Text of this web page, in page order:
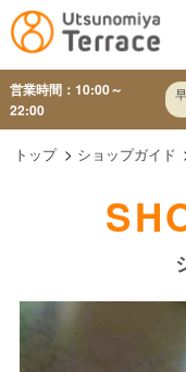
営業時間：10:00～
22:00
トップ ショップガイド